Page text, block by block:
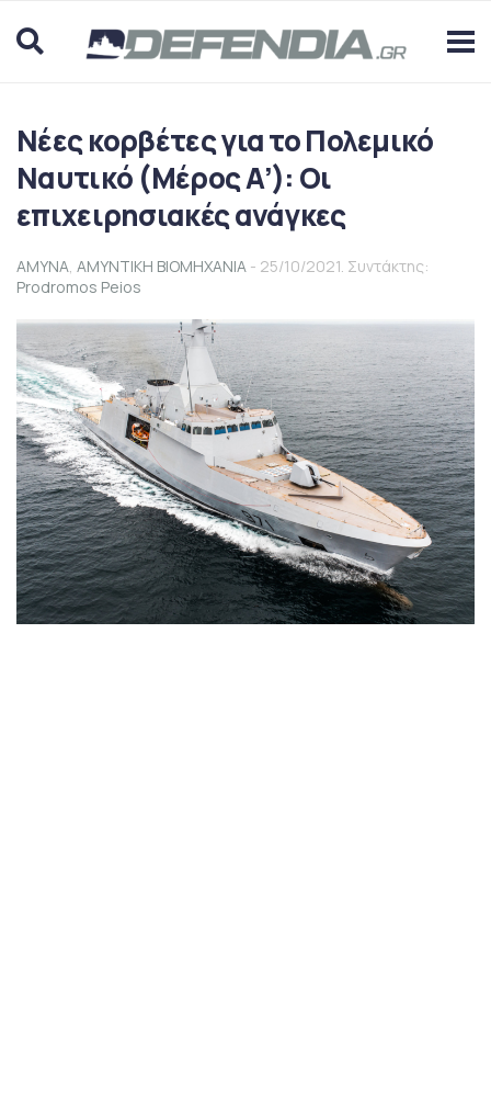
Νέες κορβέτες για το Πολεμικό
Ναυτικό (Μέρος Α’): Οι
επιχειρησιακές ανάγκες
ΑΜΥΝΑ ΑΜΥΝΤΙΚΗ ΒΙΟΜΗΧΑΝΙΑ - 25/10/2021. Συντάκτης:
Prodromos Peios